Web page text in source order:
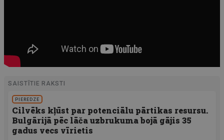
SAISTĪTIE RAKSTI
PIEREDZE
Cilvēks kļūst par potenciālu pārtikas resursu.
Bulgārijā pēc lāča uzbrukuma bojā gājis 35
gadus vecs vīrietis